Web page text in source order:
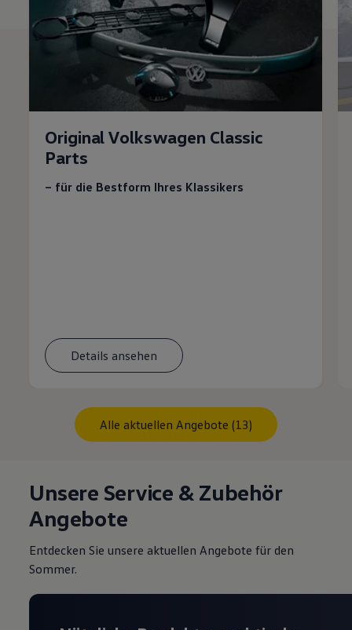
Original Volkswagen Classic
Parts
– für die Bestform Ihres Klassikers
Details ansehen
Alle aktuellen Angebote (13)
Unsere Service & Zubehör
Angebote
Entdecken Sie unsere aktuellen Angebote für den
Sommer.